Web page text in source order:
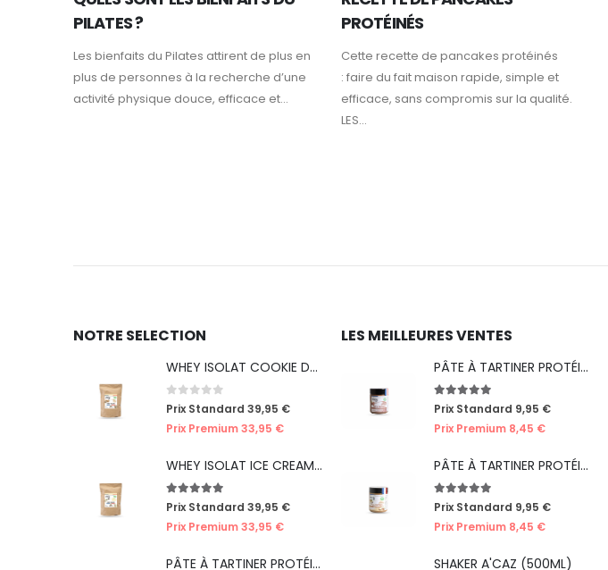
PILATES ?
Les bienfaits du Pilates attirent de plus en
plus de personnes à la recherche d’une
activité physique douce, efficace et...
PROTÉINÉS
Cette recette de pancakes protéinés
: faire du fait maison rapide, simple et
efficace, sans compromis sur la qualité.
LES...
NOTRE SELECTION
WHEY ISOLAT COOKIE DOUGH (EDITION LIMITÉE ICE CREAM)
0 out of 5
Prix Standard 39,95 €
Prix Premium33,95 €
WHEY ISOLAT ICE CREAM VANILLE (EDITION LIMITÉE ICE CREAM)
5.00out of 5
Prix Standard 39,95 €
Prix Premium33,95 €
PÂTE À TARTINER PROTÉINÉE CRUNCHY SPECULOOS
LES MEILLEURES VENTES
PÂTE À TARTINER PROTÉINÉE CHOCO'NOISETTES
5.00out of 5
Prix Standard 9,95 €
Prix Premium 8,45 €
PÂTE À TARTINER PROTÉINÉE CRÈME DE NOISETTES
5.00out of 5
Prix Standard 9,95 €
Prix Premium 8,45 €
SHAKER A'CAZ (500ML)